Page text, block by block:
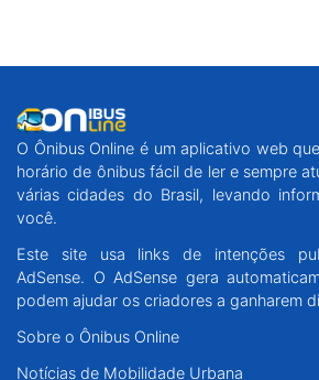
O Ônibus Online é um aplicativo web
horário de ônibus fácil de ler e sempre
várias cidades do Brasil, levando
você.
Este site usa links de intenções
AdSense. O AdSense gera
podem ajudar os criadores a ganharem
Sobre o Ônibus Online
Notícias de Mobilidade Urbana